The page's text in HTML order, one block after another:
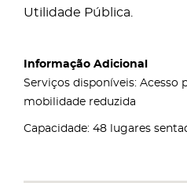
Utilidade Pública.
Informação Adicional
Serviços disponíveis: Acesso
mobilidade reduzida
Capacidade: 48 lugares